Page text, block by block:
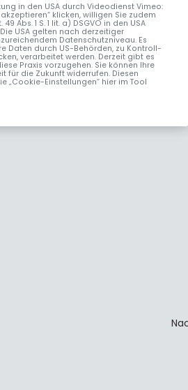
in den USA durch Videodienst Vimeo:
klicken, willigen Sie zudem
Abs. 1 S. 1 lit. a) DSGVO in den USA
USA gelten nach derzeitiger
Datenschutzniveau. Es
Daten durch US-Behörden, zu Kontroll-
verarbeitet werden. Derzeit gibt es
Praxis vorzugehen. Sie können Ihre
für die Zukunft widerrufen. Diesen
„Cookie-Einstellungen“ hier im Tool